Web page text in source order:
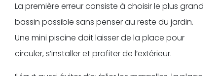
La première erreur consiste à choisir le plus grand
bassin possible sans penser au reste du jardin.
Une mini piscine doit laisser de la place pour
circuler, s’installer et profiter de l’extérieur.